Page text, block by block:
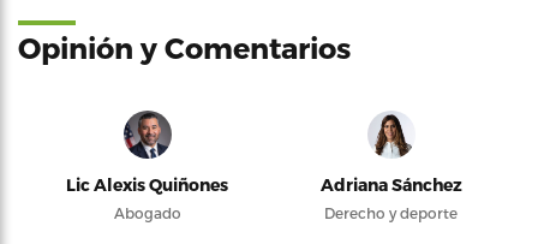
Opinión y Comentarios
Lic Alexis Quiñones
Abogado
Adriana Sánchez
Derecho y deporte